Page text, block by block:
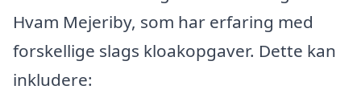
Hvam Mejeriby, som har erfaring med
forskellige slags kloakopgaver. Dette kan
inkludere: